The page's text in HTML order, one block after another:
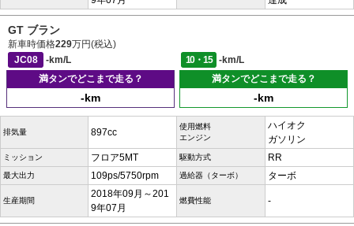
GT ブラン
新車時価格229万円(税込)
JC08
-km/L 10・15
-km/L
満タンでどこまで走る？
-km
満タンでどこまで走る？
-km
排気量 897cc
使用燃料
エンジン
ハイオク
ガソリン
ミッション フロア5MT 駆動方式 RR
最大出力 109ps/5750rpm 過給器（ターボ） ターボ
生産期間
2018年09月～201
9年07月
燃費性能 -